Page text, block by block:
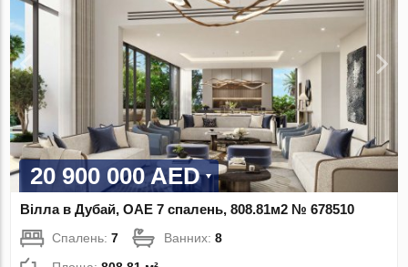
20 900 000 AED
Вілла в Дубай, ОАЕ 7 спалень, 808.81м2 № 678510
Спалень:7 Ванних:8